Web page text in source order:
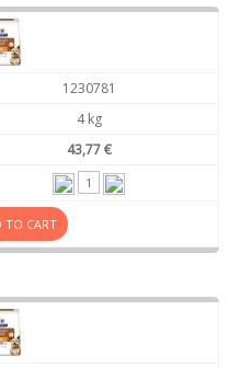
1230781
4 kg
43,77 €
TO CART